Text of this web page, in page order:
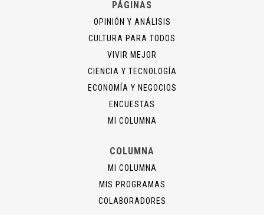
PÁGINAS
OPINIÓN Y ANÁLISIS
CULTURA PARA TODOS
VIVIR MEJOR
CIENCIA Y TECNOLOGÍA
ECONOMÍA Y NEGOCIOS
ENCUESTAS
MI COLUMNA
COLUMNA
MI COLUMNA
MIS PROGRAMAS
COLABORADORES